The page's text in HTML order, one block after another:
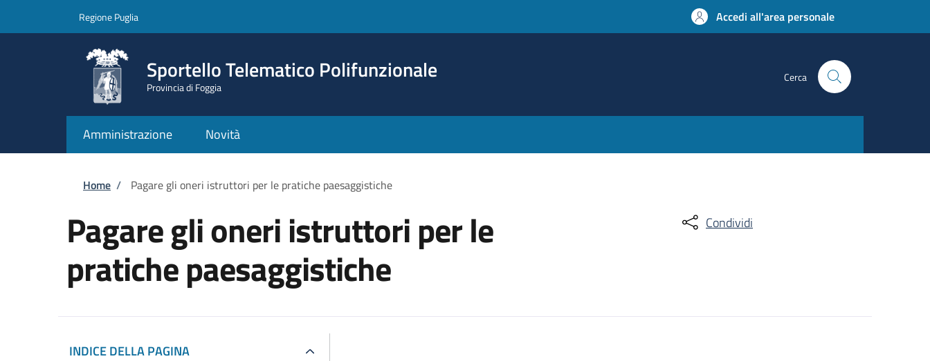
Regione Puglia Accedi all'area personale
Sportello Telematico Polifunzionale
Provincia di Foggia
Cerca
Amministrazione Novità
Briciole di pane
Home / Pagare gli oneri istruttori per le pratiche paesaggistiche
Pagare gli oneri istruttori per le
pratiche paesaggistiche
Condividi
INDICE DELLA PAGINA